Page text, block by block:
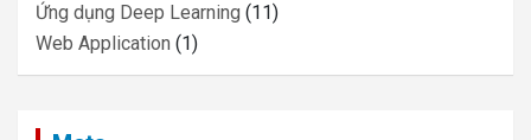
Ứng dụng Deep Learning (11)
Web Application (1)